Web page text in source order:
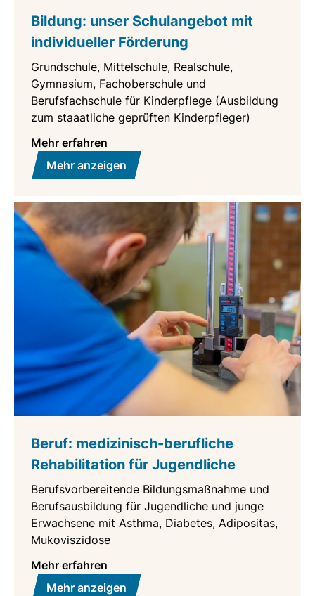
Bildung: unser Schulangebot mit
individueller Förderung
Grundschule, Mittelschule, Realschule,
Gymnasium, Fachoberschule und
Berufsfachschule für Kinderpflege (Ausbildung
zum staaatliche geprüften Kinderpfleger)
Mehr erfahren
Mehr anzeigen
Beruf: medizinisch-berufliche
Rehabilitation für Jugendliche
Berufsvorbereitende Bildungsmaßnahme und
Berufsausbildung für Jugendliche und junge
Erwachsene mit Asthma, Diabetes, Adipositas,
Mukoviszidose
Mehr erfahren
Mehr anzeigen